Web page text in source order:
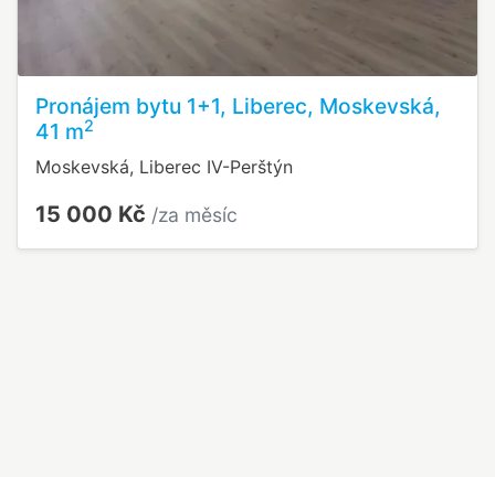
Pronájem bytu 1+1, Liberec, Moskevská,
41 m2
Moskevská, Liberec IV-Perštýn
15 000 Kč /za měsíc